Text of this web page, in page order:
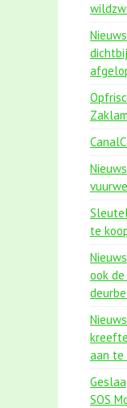
te
ook
aan te
SOS